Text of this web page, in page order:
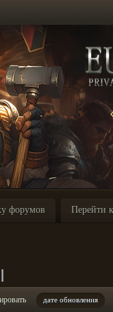
форумов Перейти
дате обновления